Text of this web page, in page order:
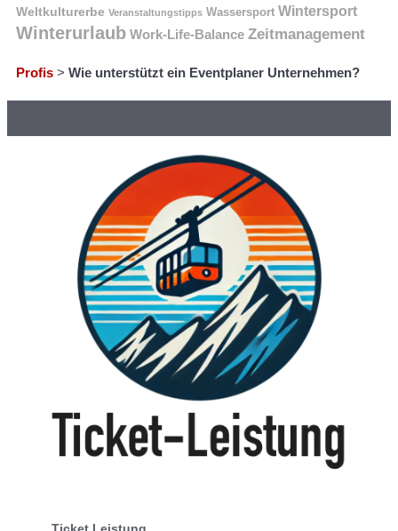
Weltkulturerbe Veranstaltungstipps Wassersport Wintersport
Winterurlaub Work-Life-Balance Zeitmanagement
Profis > Wie unterstützt ein Eventplaner Unternehmen?